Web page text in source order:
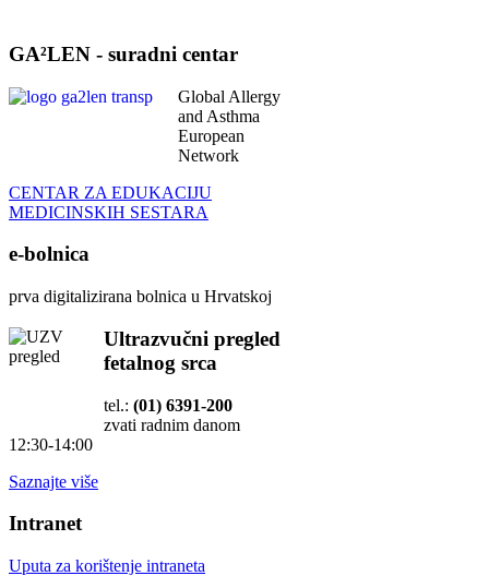
GA²LEN - suradni centar
Global Allergy
and Asthma
European
Network
CENTAR ZA EDUKACIJU
MEDICINSKIH SESTARA
e-bolnica
prva digitalizirana bolnica u Hrvatskoj
Ultrazvučni pregled
fetalnog srca
tel.: (01) 6391-200
zvati radnim danom
12:30-14:00
Saznajte više
Intranet
Uputa za korištenje intraneta